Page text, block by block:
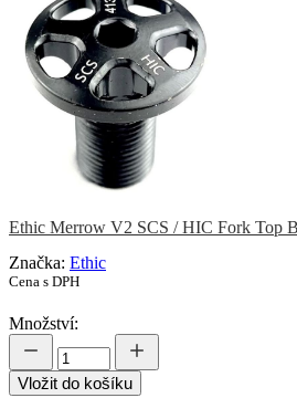
Ethic Merrow V2 SCS / HIC Fork Top
Značka: Ethic
Cena s DPH
Množství:
Vložit do košíku